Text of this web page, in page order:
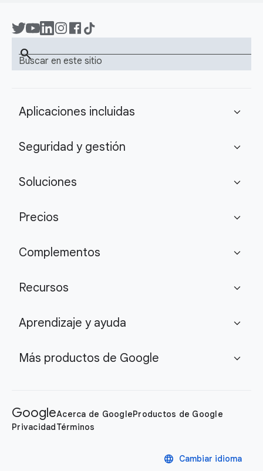
Buscar en este sitio
search
Aplicaciones incluidas expand_more
Seguridad y gestión expand_more
Soluciones expand_more
Precios expand_more
Complementos expand_more
Recursos expand_more
Aprendizaje y ayuda expand_more
Más productos de Google expand_more
GoogleAcerca de GoogleProductos de Google
PrivacidadTérminos
language Cambiar idioma